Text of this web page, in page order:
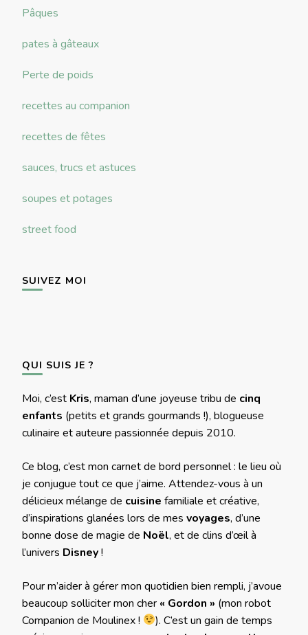
Pâques
pates à gâteaux
Perte de poids
recettes au companion
recettes de fêtes
sauces, trucs et astuces
soupes et potages
street food
SUIVEZ MOI
QUI SUIS JE ?
Moi, c’est Kris, maman d’une joyeuse tribu de cinq
enfants (petits et grands gourmands !), blogueuse
culinaire et auteure passionnée depuis 2010.
Ce blog, c’est mon carnet de bord personnel : le lieu où
je conjugue tout ce que j’aime. Attendez-vous à un
délicieux mélange de cuisine familiale et créative,
d’inspirations glanées lors de mes voyages, d’une
bonne dose de magie de Noël, et de clins d’œil à
l’univers Disney!
Pour m’aider à gérer mon quotidien bien rempli, j’avoue
beaucoup solliciter mon cher « Gordon » (mon robot
Companion de Moulinex !
). C’est un gain de temps